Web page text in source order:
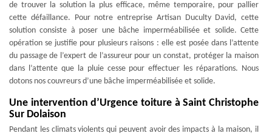
de trouver la solution la plus efficace, même temporaire, pour pallier
cette défaillance. Pour notre entreprise Artisan Duculty David, cette
solution consiste à poser une bâche imperméabilisée et solide. Cette
opération se justifie pour plusieurs raisons : elle est posée dans l’attente
du passage de l’expert de l’assureur pour un constat, protéger la maison
dans l’attente que la pluie cesse pour effectuer les réparations. Nous
dotons nos couvreurs d’une bâche imperméabilisée et solide.
Une intervention d’Urgence toiture à Saint Christophe
Sur Dolaison
Pendant les climats violents qui peuvent avoir des impacts à la maison, il